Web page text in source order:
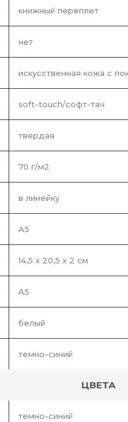
книжный переплет
нет
искусственная кожа с
soft-touch/софт-тач
твердая
70 г/м2
в линейку
A5
14,5 х 20,5 х 2 см
A5
белый
темно-синий
ЦВЕТА
темно-синий